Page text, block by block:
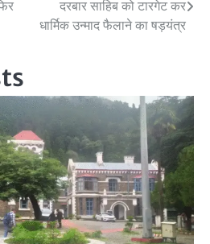
दरबार साहिब को टारगेट कर
धार्मिक उन्माद फैलाने का षड़यंत्र